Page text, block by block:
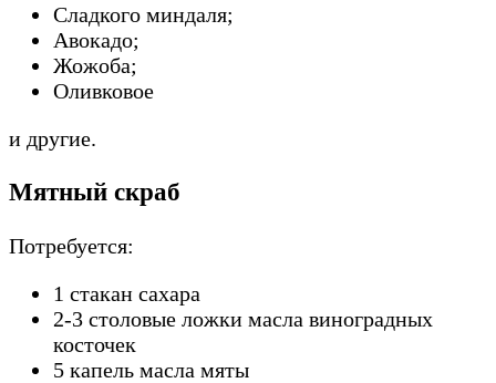
Сладкого миндаля;
Авокадо;
Жожоба;
Оливковое
и другие.
Мятный скраб
Потребуется:
1 стакан сахара
2-3 столовые ложки масла виноградных
косточек
5 капель масла мяты